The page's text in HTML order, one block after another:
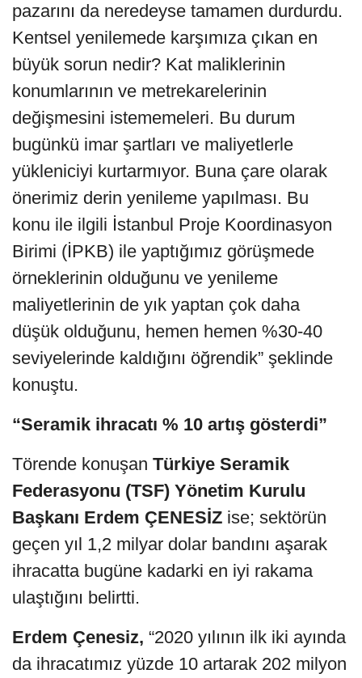
pazarını da neredeyse tamamen durdurdu.
Kentsel yenilemede karşımıza çıkan en
büyük sorun nedir? Kat maliklerinin
konumlarının ve metrekarelerinin
değişmesini istememeleri. Bu durum
bugünkü imar şartları ve maliyetlerle
yükleniciyi kurtarmıyor. Buna çare olarak
önerimiz derin yenileme yapılması. Bu
konu ile ilgili İstanbul Proje Koordinasyon
Birimi (İPKB) ile yaptığımız görüşmede
örneklerinin olduğunu ve yenileme
maliyetlerinin de yık yaptan çok daha
düşük olduğunu, hemen hemen %30-40
seviyelerinde kaldığını öğrendik” şeklinde
konuştu.
“Seramik ihracatı % 10 artış gösterdi”
Törende konuşan Türkiye Seramik
Federasyonu (TSF) Yönetim Kurulu
Başkanı Erdem ÇENESİZ ise; sektörün
geçen yıl 1,2 milyar dolar bandını aşarak
ihracatta bugüne kadarki en iyi rakama
ulaştığını belirtti.
Erdem Çenesiz, “2020 yılının ilk iki ayında
da ihracatımız yüzde 10 artarak 202 milyon